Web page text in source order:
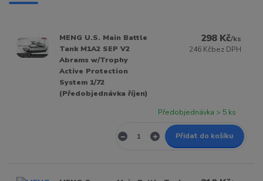
MENG U.S. Main Battle
Tank M1A2 SEP V2
Abrams w/Trophy
Active Protection
System 1/72
(Předobjednávka říjen)
298 Kč/ks
246 Kčbez DPH
Předobjednávka > 5 ks
Přidat do košíku